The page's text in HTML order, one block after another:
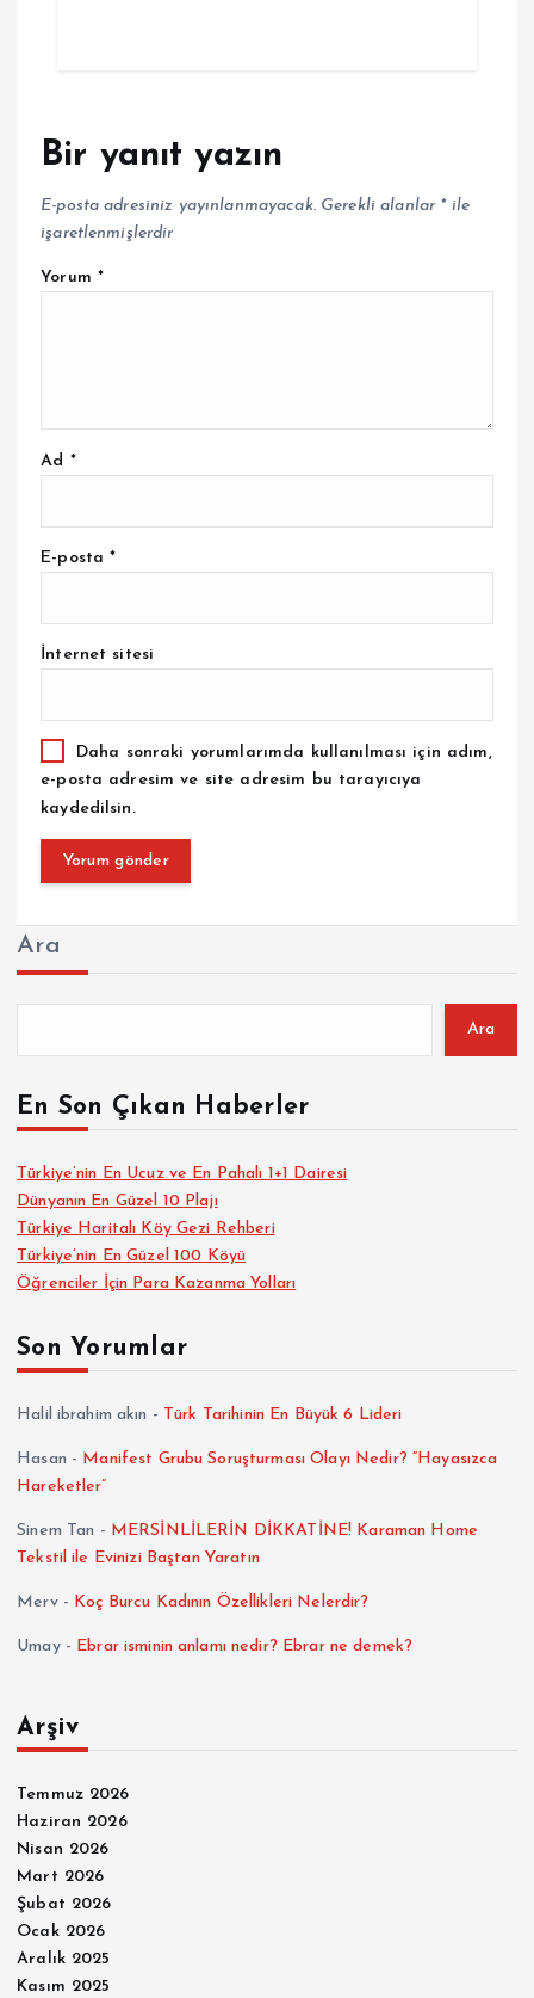
Bir yanıt yazın
E-posta adresiniz yayınlanmayacak. Gerekli alanlar *ile
işaretlenmişlerdir
Yorum *
Ad *
E-posta*
İnternet sitesi
Daha sonraki yorumlarımda kullanılması için adım,
e-posta adresim ve site adresim bu tarayıcıya
kaydedilsin.
Ara
Ara
En Son Çıkan Haberler
Türkiye’nin En Ucuz ve En Pahalı 1+1 Dairesi
Dünyanın En Güzel 10 Plajı
Türkiye Haritalı Köy Gezi Rehberi
Türkiye’nin En Güzel 100 Köyü
Öğrenciler İçin Para Kazanma Yolları
Son Yorumlar
Halil ibrahim akın - Türk Tarihinin En Büyük 6 Lideri
Hasan - Manifest Grubu Soruşturması Olayı Nedir? “Hayasızca
Hareketler”
Sinem Tan - MERSİNLİLERİN DİKKATİNE! Karaman Home
Tekstil ile Evinizi Baştan Yaratın
Merv- Koç Burcu Kadının Özellikleri Nelerdir?
Umay- Ebrar isminin anlamı nedir? Ebrar ne demek?
Arşiv
Temmuz 2026
Haziran 2026
Nisan 2026
Mart 2026
Şubat 2026
Ocak 2026
Aralık 2025
Kasım 2025